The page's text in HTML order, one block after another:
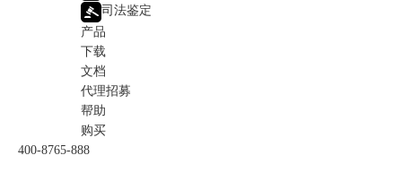
司法鉴定
产品
下载
文档
代理招募
帮助
购买
400-8765-888